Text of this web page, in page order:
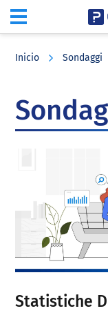
Inicio Sondaggi
Statistiche